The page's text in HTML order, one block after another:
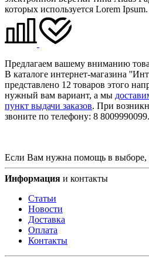
которых используется Lorem Ipsum.
Предлагаем вашему вниманию
В каталоге интернет-магазина
представлено 12 товаров этого
нужный вам вариант, а мы
пункт выдачи заказов. При
звоните по телефону: 8 8009990099.
Если Вам нужна помощь в выборе,
Информация и контакты
Статьи
Новости
Доставка
Оплата
Контакты